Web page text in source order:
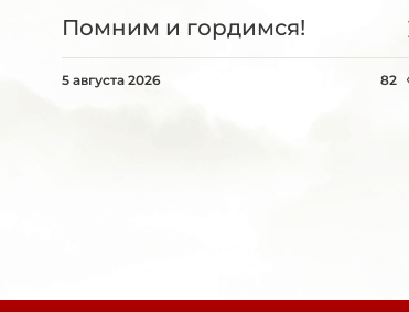
Помним и гордимся!
5 августа 2026 82